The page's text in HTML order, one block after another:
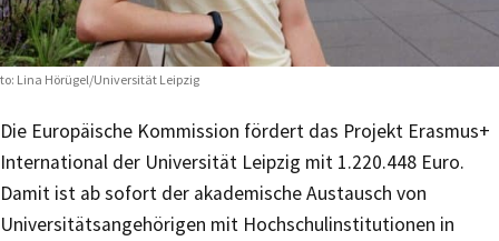
Lina Hörügel/Universität Leipzig
Die Europäische Kommission fördert das Projekt Erasmus+
International der Universität Leipzig mit 1.220.448 Euro.
Damit ist ab sofort der akademische Austausch von
Universitätsangehörigen mit Hochschulinstitutionen in